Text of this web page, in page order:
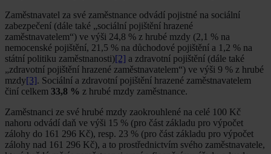
Zaměstnavatel za své zaměstnance odvádí pojistné na sociální
zabezpečení (dále také „sociální pojištění hrazené
zaměstnavatelem“) ve výši 24,8 % z hrubé mzdy (2,1 % na
nemocenské pojištění, 21,5 % na důchodové pojištění a 1,2 % na
státní politiku zaměstnanosti)[2] a zdravotní pojištění (dále také
„zdravotní pojištění hrazené zaměstnavatelem“) ve výši 9 % z hrubé
mzdy[3]. Sociální a zdravotní pojištění hrazené zaměstnavatelem
činí celkem 33,8 % z hrubé mzdy zaměstnance.
Zaměstnanci ze své hrubé mzdy zaokrouhlené na celé 100 Kč
nahoru odvádí daň ve výši 15 % (pro část základu pro výpočet
zálohy do 161 296 Kč), resp. 23 % (pro část základu pro výpočet
zálohy nad 161 296 Kč), a to prostřednictvím svého zaměstnavatele,